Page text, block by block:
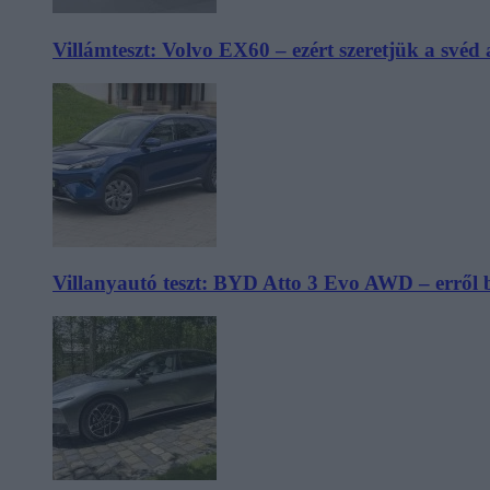
Villámteszt: Volvo EX60 – ezért szeretjük a svéd
Villanyautó teszt: BYD Atto 3 Evo AWD – erről